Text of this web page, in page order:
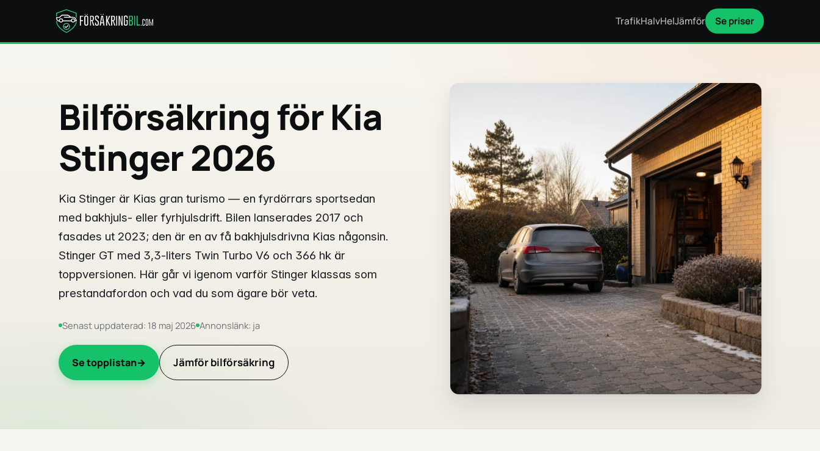
TrafikHalvHelJämför Se priser
Bilförsäkring för Kia
Stinger 2026
Kia Stinger är Kias gran turismo — en fyrdörrars sportsedan
med bakhjuls- eller fyrhjulsdrift. Bilen lanserades 2017 och
fasades ut 2023; den är en av få bakhjulsdrivna Kias någonsin.
Stinger GT med 3,3-liters Twin Turbo V6 och 366 hk är
toppversionen. Här går vi igenom varför Stinger klassas som
prestandafordon och vad du som ägare bör veta.
Senast uppdaterad: 18 maj 2026 Annonslänk: ja
Se topplistan Jämför bilförsäkring